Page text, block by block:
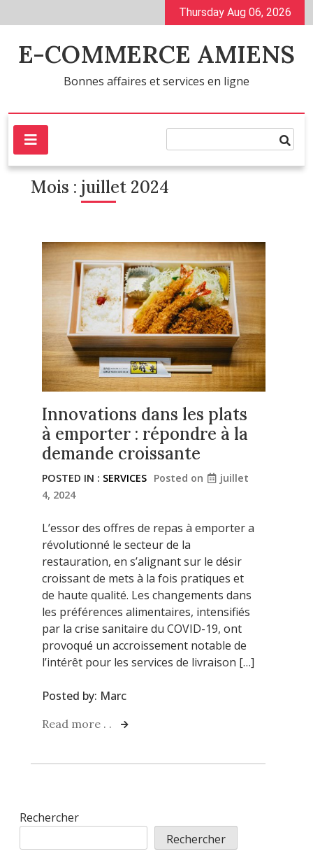
to
Thursday Aug 06, 2026
E-COMMERCE AMIENS
Bonnes affaires et services en ligne
Mois : juillet 2024
Innovations dans les plats
à emporter : répondre à la
demande croissante
POSTED IN : SERVICES Posted on
juillet
4, 2024
L’essor des offres de repas à emporter a
révolutionné le secteur de la
restauration, en s’alignant sur le désir
croissant de mets à la fois pratiques et
de haute qualité. Les changements dans
les préférences alimentaires, intensifiés
par la crise sanitaire du COVID-19, ont
provoqué un accroissement notable de
l’intérêt pour les services de livraison […]
Posted by: Marc
Read more . .
Rechercher
Rechercher